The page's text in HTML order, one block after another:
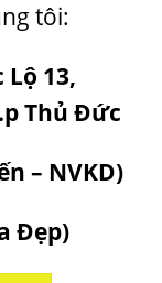
tôi:
13,
Thủ Đức
– NVKD)
Đẹp)